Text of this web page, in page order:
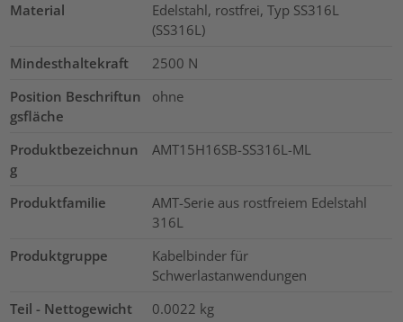
Material
Edelstahl, rostfrei, Typ SS316L
(SS316L)
Mindesthaltekraft
2500 N
Position Beschriftun
gsfläche
ohne
Produktbezeichnun
g
AMT15H16SB-SS316L-ML
Produktfamilie
AMT-Serie aus rostfreiem Edelstahl
316L
Produktgruppe
Kabelbinder für
Schwerlastanwendungen
Teil - Nettogewicht
0.0022 kg